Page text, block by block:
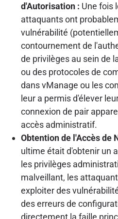
d'Autorisation : Une fois
attaquants ont
vulnérabilité
contournement de
de privilèges au sein de
ou des protocoles de
dans vManage ou les
leur a permis d'élever
connexion de pair
accès administratif.
Obtention de l'Accès de
ultime était d'obtenir un
les privilèges
malveillant, les
exploiter des
des erreurs de
directement la faille